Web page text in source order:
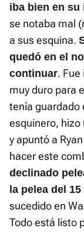
iba bien en su
se notaba mal
a sus esquina.
quedó en el
continuar.
muy duro para
tenía guardado
esquinero,
y apuntó a
hacer este
declinado
la pelea del 15
sucedido en
Todo está listo